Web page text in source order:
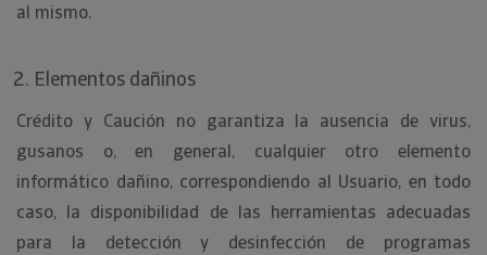
al mismo.
Elementos dañinos
Crédito y Caución no garantiza la ausencia de virus,
gusanos o, en general, cualquier otro elemento
informático dañino, correspondiendo al Usuario, en todo
caso, la disponibilidad de las herramientas adecuadas
para la detección y desinfección de programas